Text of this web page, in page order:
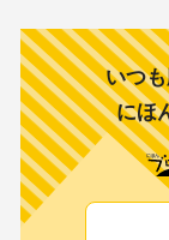
日、知人に 幸
た。 かいつ
にほ